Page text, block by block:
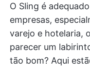
O Sling é
empresas,
varejo e hotelaria,
parecer um
tão bom? Aqui